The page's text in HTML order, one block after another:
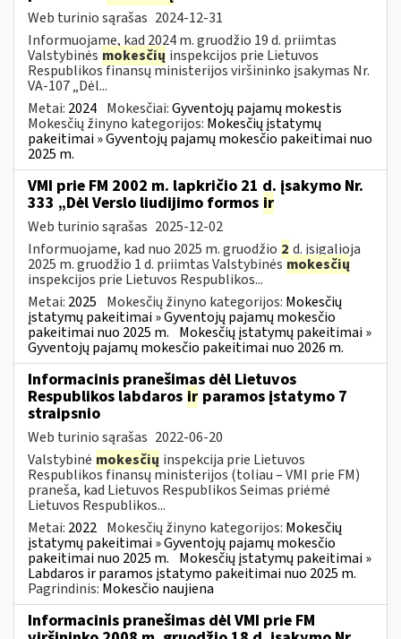
Web turinio sąrašas 2024-12-31
Informuojame, kad 2024 m. gruodžio 19 d. priimtas
Valstybinės mokesčių inspekcijos prie Lietuvos
Respublikos finansų ministerijos viršininko įsakymas Nr.
VA-107 „Dėl...
Metai: 2024 Mokesčiai:Gyventojų pajamų mokestis
Mokesčių žinyno kategorijos: Mokesčių įstatymų
pakeitimai » Gyventojų pajamų mokesčio pakeitimai nuo
2025 m.
VMI prie FM 2002 m. lapkričio 21 d. įsakymo Nr.
333 „Dėl Verslo liudijimo formos ir
Web turinio sąrašas 2025-12-02
Informuojame, kad nuo 2025 m. gruodžio 2 d. įsigalioja
2025 m. gruodžio 1 d. priimtas Valstybinėsmokesčių
inspekcijos prie Lietuvos Respublikos...
Metai: 2025 Mokesčių žinyno kategorijos: Mokesčių
įstatymų pakeitimai » Gyventojų pajamų mokesčio
pakeitimai nuo 2025 m. Mokesčių įstatymų pakeitimai »
Gyventojų pajamų mokesčio pakeitimai nuo 2026 m.
Informacinis pranešimas dėl Lietuvos
Respublikos labdaros ir paramos įstatymo 7
straipsnio
Web turinio sąrašas 2022-06-20
Valstybinė mokesčių inspekcija prie Lietuvos
Respublikos finansų ministerijos (toliau – VMI prie FM)
praneša, kad Lietuvos Respublikos Seimas priėmė
Lietuvos Respublikos...
Metai: 2022 Mokesčių žinyno kategorijos: Mokesčių
įstatymų pakeitimai » Gyventojų pajamų mokesčio
pakeitimai nuo 2025 m. Mokesčių įstatymų pakeitimai »
Labdaros ir paramos įstatymo pakeitimai nuo 2025 m.
Pagrindinis: Mokesčio naujiena
Informacinis pranešimas dėl VMI prie FM